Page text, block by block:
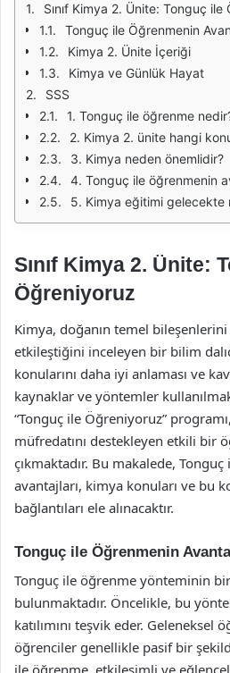
Sınıf Kimya 2. Ünite: Tonguç
Tonguç ile Öğrenmenin
Kimya 2. Ünite İçeriği
Kimya ve Günlük Hayat
SSS
1. Tonguç ile öğrenme
2. Kimya 2. ünite hangi
3. Kimya neden önemlidir?
4. Tonguç ile öğrenmenin
5. Kimya eğitimi gelecekte
Sınıf Kimya 2. Ünite:
Öğreniyoruz
Kimya, doğanın temel bileşenlerini
etkileştiğini inceleyen bir bilim
konularını daha iyi anlaması ve
kaynaklar ve yöntemler
“Tonguç ile Öğreniyoruz”
müfredatını destekleyen etkili bir
çıkmaktadır. Bu makalede,
avantajları, kimya konuları ve bu
bağlantıları ele alınacaktır.
Tonguç ile Öğrenmenin
Tonguç ile öğrenme yönteminin
bulunmaktadır. Öncelikle, bu
katılımını teşvik eder.
öğrenciler genellikle pasif bir
ile öğrenme, etkileşimli ve